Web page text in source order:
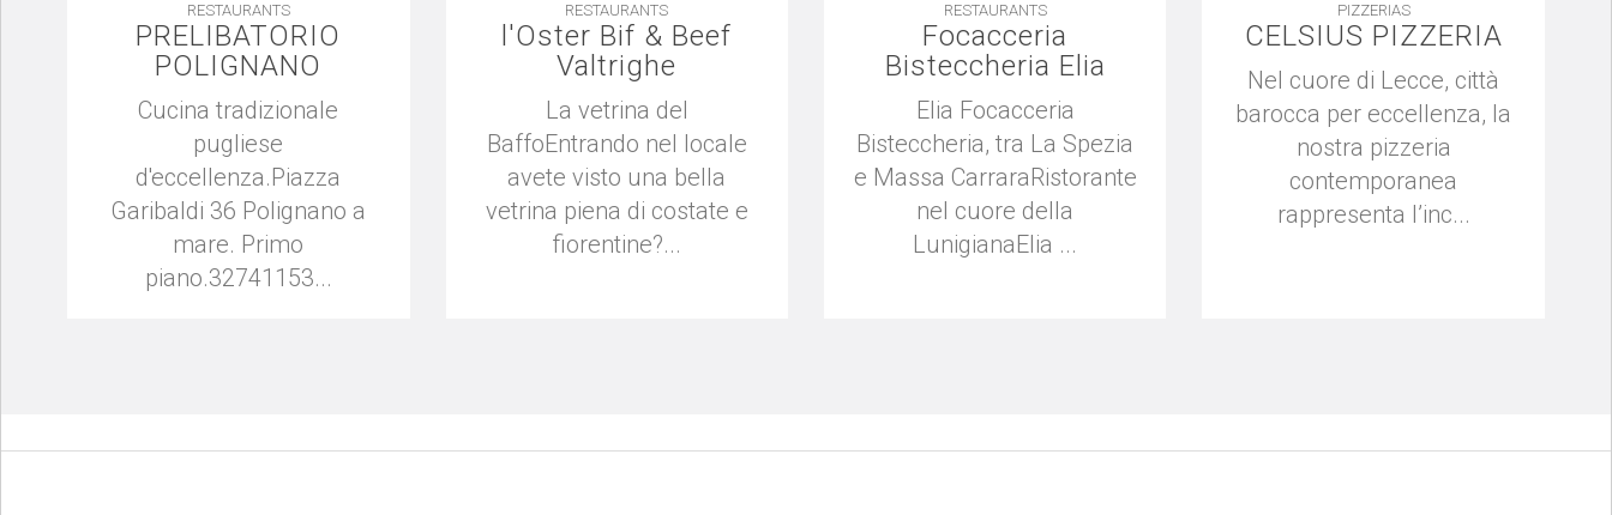
RESTAURANTS
PRELIBATORIO
POLIGNANO
Cucina tradizionale
pugliese
d'eccellenza.Piazza
Garibaldi 36 Polignano a
mare. Primo
piano.32741153...
RESTAURANTS
l'Oster Bif & Beef
Valtrighe
La vetrina del
BaffoEntrando nel locale
avete visto una bella
vetrina piena di costate e
fiorentine?...
RESTAURANTS
Focacceria
Bisteccheria Elia
Elia Focacceria
Bisteccheria, tra La Spezia
e Massa CarraraRistorante
nel cuore della
LunigianaElia ...
PIZZERIAS
CELSIUS PIZZERIA
Nel cuore di Lecce, città
barocca per eccellenza, la
nostra pizzeria
contemporanea
rappresenta l’inc...